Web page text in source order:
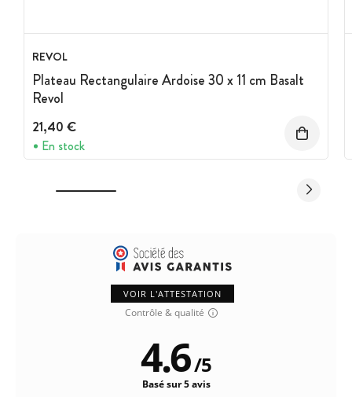
REVOL
Plateau Rectangulaire Ardoise 30 x 11 cm Basalt
Revol
21,40 €
En stock
VOIR L'ATTESTATION
Contrôle & qualité
4.6/5
Basé sur 5 avis